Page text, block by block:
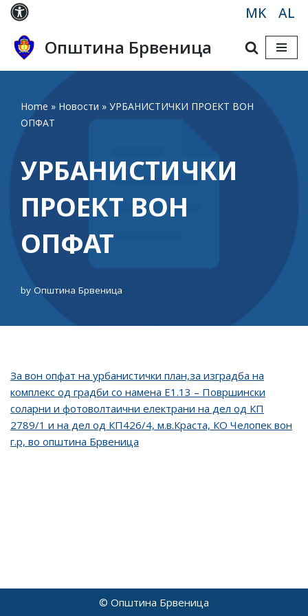
Skip
to
content
MK AL
Општина Брвеница
Home » Новости » УРБАНИСТИЧКИ ПРОЕКТ ВОН
ОПФАТ
УРБАНИСТИЧКИ
ПРОЕКТ ВОН
ОПФАТ
by Општина Брвеница
За вон опфат на урбанистички план,за изградба на
комплекс од градби со намена Е1.13 – Површински
соларни и фотоволтаични електрани на дел од КП
2789/1 и на дел од КП426/4, м.в.Краста, КО Челопек вон
г.р, во општина Брвеница
© Општина Брвеница